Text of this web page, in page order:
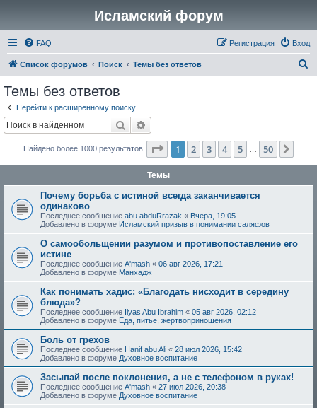
Исламский форум
FAQ Вход
Регистрация
Список форумов Поиск Темы без ответов
Темы без ответов
Перейти к расширенному поиску
Поиск
Найдено более 1000 результатов Страница из 50
1 2 3 4 5 50
Темы
Почему борьба с истиной всегда заканчивается
одинаково
Последнее сообщение abu abduRrazak « Вчера, 19:05
Добавлено в форуме Исламский призыв в понимании саляфов
О самообольщении разумом и противопоставление его
истине
Последнее сообщение A'mash « 06 авг 2026, 17:21
Добавлено в форуме Манхадж
Как понимать хадис: «Благодать нисходит в середину
блюда»?
Последнее сообщение Ilyas Abu Ibrahim « 05 авг 2026, 02:12
Добавлено в форуме Еда, питье, жертвоприношения
Боль от грехов
Последнее сообщение Hanif abu Ali « 28 июл 2026, 15:42
Добавлено в форуме Духовное воспитание
Засыпай после поклонения, а не с телефоном в руках!
Последнее сообщение A'mash « 27 июл 2026, 20:38
Добавлено в форуме Духовное воспитание